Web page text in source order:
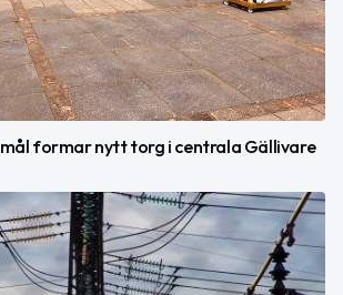
formar nytt torg i centrala Gällivare